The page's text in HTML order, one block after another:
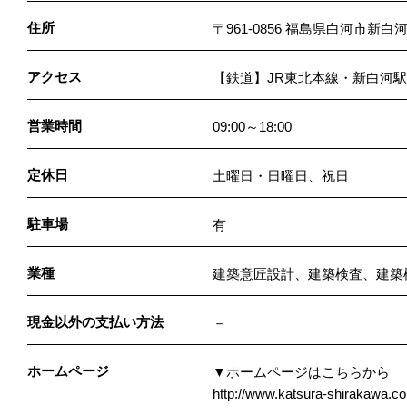
住所 〒961-0856 福島県白河市新白
アクセス 【鉄道】JR東北本線・新白河
営業時間 09:00～18:00
定休日 土曜日・日曜日、祝日
駐車場 有
業種 建築意匠設計、建築検査、建
現金以外の支払い方法 －
ホームページ
▼ホームページはこちらから
http://www.katsura-